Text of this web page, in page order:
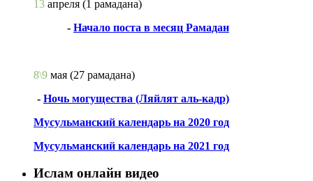
13 апреля (1 рамадана)
- Начало поста в месяц Рамадан
8\9 мая (27 рамадана)
- Ночь могущества (Ляйлят аль-кадр)
Мусульманский календарь на 2020 год
Мусульманский календарь на 2021 год
Ислам онлайн видео